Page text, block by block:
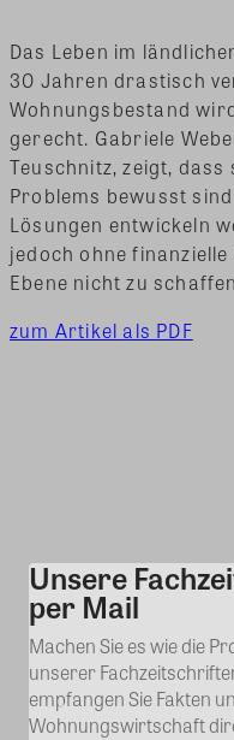
Das Leben im
30 Jahren drastisch
Wohnungsbestand
gerecht. Gabriele
Teuschnitz, zeigt, dass
Problems bewusst
Lösungen entwickeln
jedoch ohne
Ebene nicht zu
zum Artikel als PDF
Unsere
per Mail
Machen Sie es wie die
unserer
empfangen Sie Fakten
Wohnungswirtschaft